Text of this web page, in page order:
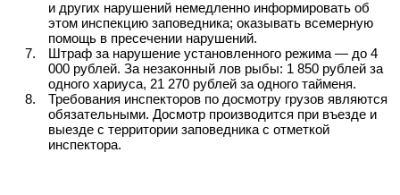
и других нарушений немедленно информировать об
этом инспекцию заповедника; оказывать всемерную
помощь в пресечении нарушений.
Штраф за нарушение установленного режима — до 4
000 рублей. За незаконный лов рыбы: 1 850 рублей за
одного хариуса, 21 270 рублей за одного тайменя.
Требования инспекторов по досмотру грузов являются
обязательными. Досмотр производится при въезде и
выезде с территории заповедника с отметкой
инспектора.